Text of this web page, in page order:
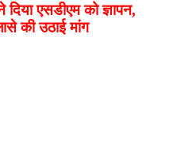
दिया एसडीएम को ज्ञापन,
की उठाई मांग